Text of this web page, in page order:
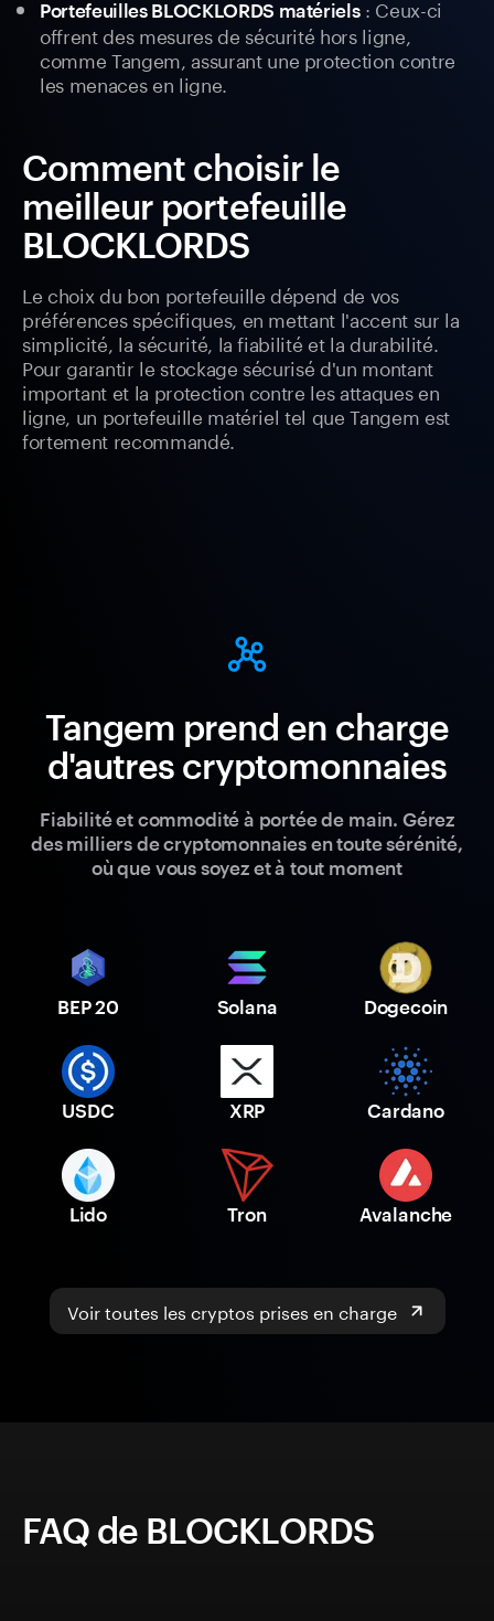
Portefeuilles BLOCKLORDS matériels: Ceux-ci
offrent des mesures de sécurité hors ligne,
comme Tangem, assurant une protection contre
les menaces en ligne.
Comment choisir le
meilleur portefeuille
BLOCKLORDS
Le choix du bon portefeuille dépend de vos
préférences spécifiques, en mettant l'accent sur la
simplicité, la sécurité, la fiabilité et la durabilité.
Pour garantir le stockage sécurisé d'un montant
important et la protection contre les attaques en
ligne, un portefeuille matériel tel que Tangem est
fortement recommandé.
Tangem prend en charge
d'autres cryptomonnaies
Fiabilité et commodité à portée de main. Gérez
des milliers de cryptomonnaies en toute sérénité,
où que vous soyez et à tout moment
BEP 20 Solana Dogecoin
USDC XRP Cardano
Lido Tron Avalanche
Voir toutes les cryptos prises en charge
FAQ de BLOCKLORDS